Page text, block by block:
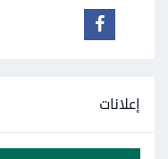
إعلانات